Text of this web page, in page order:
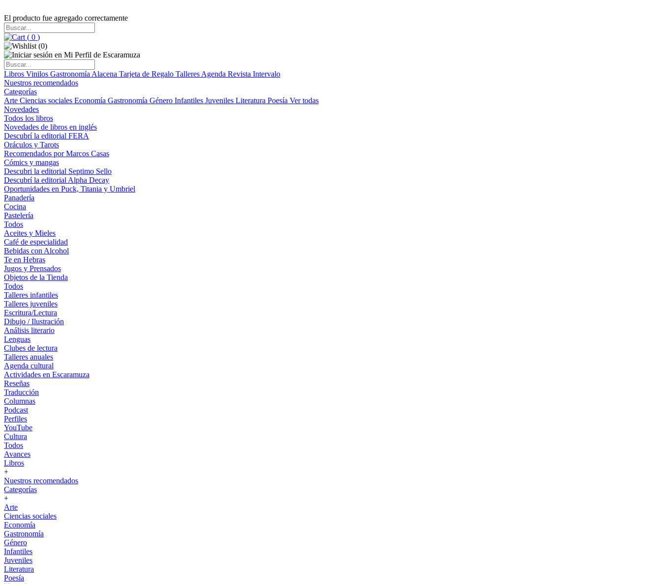
El producto fue agregado correctamente
( 0 )
(0)
Libros Vinilos Gastronomía Alacena Tarjeta de Regalo Talleres Agenda Revista Intervalo
Nuestros recomendados
Categorías
Arte Ciencias sociales Economía Gastronomía Género Infantiles Juveniles Literatura Poesía Ver todas
Novedades
Todos los libros
Novedades de libros en inglés
Descubrí la editorial FERA
Oráculos y Tarots
Recomendados por Marcos Casas
Cómics y mangas
Descubri la editorial Septimo Sello
Descubrí la editorial Alpha Decay
Oportunidades en Puck, Titania y Umbriel
Panadería
Cocina
Pastelería
Todos
Aceites y Mieles
Café de especialidad
Bebidas con Alcohol
Te en Hebras
Jugos y Prensados
Objetos de la Tienda
Todos
Talleres infantiles
Talleres juveniles
Escritura/Lectura
Dibujo / Ilustración
Análisis literario
Lenguas
Clubes de lectura
Talleres anuales
Agenda cultural
Actividades en Escaramuza
Reseñas
Traducción
Columnas
Podcast
Perfiles
YouTube
Cultura
Todos
Avances
Libros
+
Nuestros recomendados
Categorías
+
Arte
Ciencias sociales
Economía
Gastronomía
Género
Infantiles
Juveniles
Literatura
Poesía